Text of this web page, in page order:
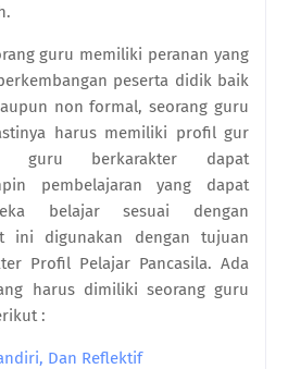
guru memiliki peranan yang
peserta didik baik
non formal, seorang guru
harus memiliki profil gur
guru berkarakter dapat
pembelajaran yang dapat
belajar sesuai dengan
ini digunakan dengan tujuan
Profil Pelajar Pancasila. Ada
harus dimiliki seorang guru
:
Dan Reflektif